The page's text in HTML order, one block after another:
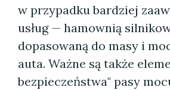
w przypadku bardziej
usług — hamownią
dopasowaną do masy i
auta. Ważne są także
bezpieczeństwa" pasy